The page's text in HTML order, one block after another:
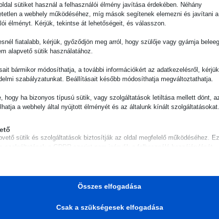
Szerda
08.05. 08.06.
sütiket használ a felhasználói élmény javítása érdekében. Néhány
a webhely működéséhez, míg mások segítenek elemezni és javítani a
élményt. Kérjük, tekintse át lehetőségeit, és válasszon.
fiatalabb, kérjük, győződjön meg arról, hogy szülője vagy gyámja
alapvető sütik használatához.
bármikor módosíthatja, a további információkért az adatkezelésről,
szabályzatunkat. Beállításait később módosíthatja megváltoztathatja.
hogy ha bizonyos típusú sütik, vagy szolgáltatások letiltása mellett dönt,
a webhely által nyújtott élményét és az általunk kínált szolgáltatásokat.
sütik és szolgáltatások biztosítják az oldal megfelelő működéséhez.
szolgáltatások a GDPR szerint nem igénylik a felhasználó hozzájárulását.
sütik és szolgáltatások felhasználási információkat gyűjtenek,
teszik számunkra, hogy betekintést nyerjünk abba, hogyan lépnek
Részletek megjelenítése
Összes elfogadása
Csak a szükségesek elfogadása